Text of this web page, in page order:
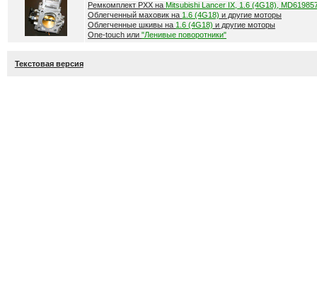
Ремкомплект РХХ на Mitsubishi Lancer IX, 1.6 (4G18),
Облегченный маховик на 1.6 (4G18) и другие моторы
Облегченные шкивы на 1.6 (4G18) и другие моторы
One-touch или "Ленивые поворотники"
Текстовая версия